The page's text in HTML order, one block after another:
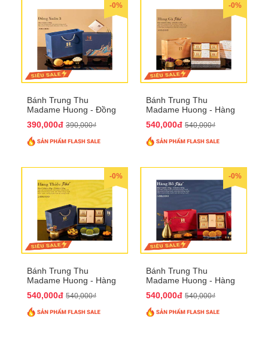
-0%
Bánh Trung Thu
Madame Huong - Đồng
390,000đ 390,000₫
-0%
Bánh Trung Thu
Madame Huong - Hàng
540,000đ 540,000₫
-0%
Bánh Trung Thu
Madame Huong - Hàng
540,000đ 540,000₫
-0%
Bánh Trung Thu
Madame Huong - Hàng
540,000đ 540,000₫